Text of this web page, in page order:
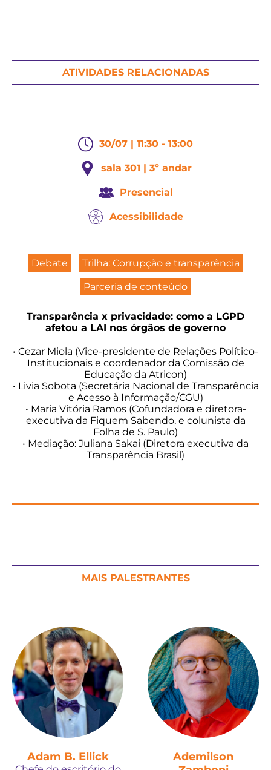
ATIVIDADES RELACIONADAS
30/07 | 11:30 - 13:00
sala 301 | 3º andar
Presencial
Acessibilidade
Debate Trilha: Corrupção e transparência
Parceria de conteúdo
Transparência x privacidade: como a LGPD
afetou a LAI nos órgãos de governo
• Cezar Miola (Vice-presidente de Relações Político-
Institucionais e coordenador da Comissão de
Educação da Atricon)
• Livia Sobota (Secretária Nacional de Transparência
e Acesso à Informação/CGU)
• Maria Vitória Ramos (Cofundadora e diretora-
executiva da Fiquem Sabendo, e colunista da
Folha de S. Paulo)
• Mediação: Juliana Sakai (Diretora executiva da
Transparência Brasil)
MAIS PALESTRANTES
Adam B. Ellick
Ademilson